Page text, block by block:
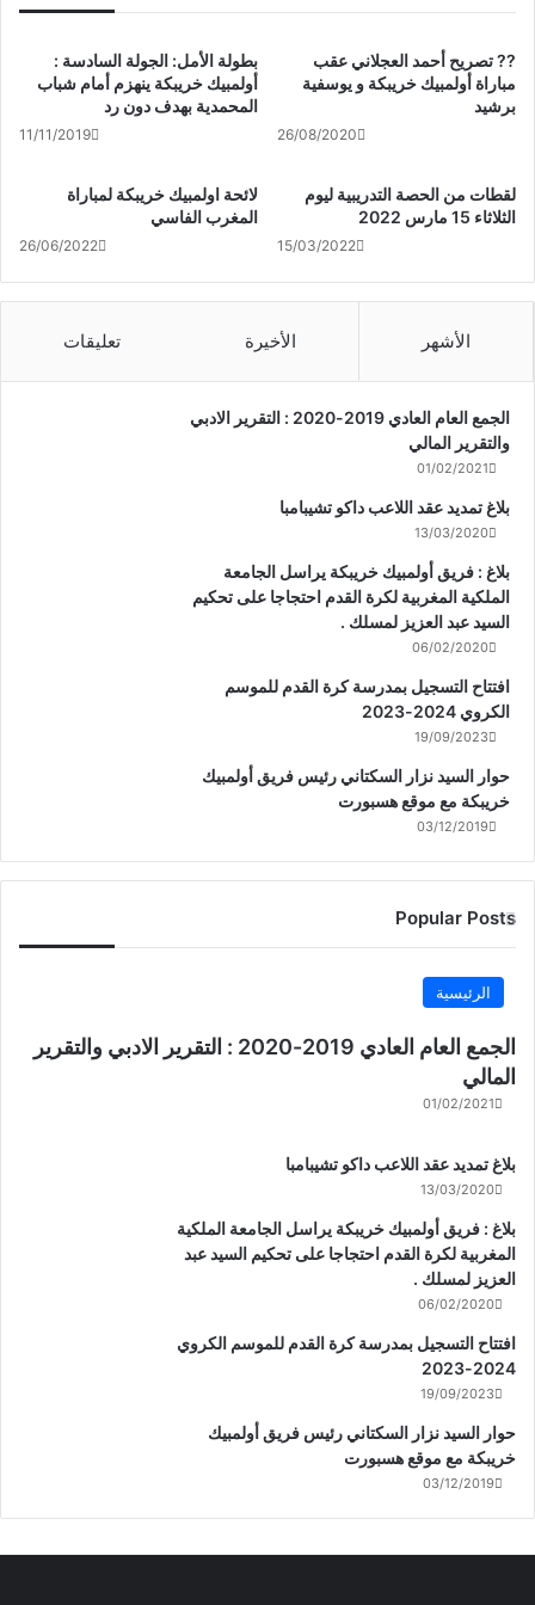
بطولة الأمل: الجولة السادسة :
أولمبيك خريبكة ينهزم أمام شباب
المحمدية بهدف دون رد
11/11/2019
?? تصريح أحمد العجلاني عقب
مباراة أولمبيك خريبكة و يوسفية
برشيد
26/08/2020
لائحة اولمبيك خريبكة لمباراة
المغرب الفاسي
26/06/2022
لقطات من الحصة التدريبية ليوم
الثلاثاء 15 مارس 2022
15/03/2022
الأشهر الأخيرة تعليقات
الجمع العام العادي 2019-2020 : التقرير الادبي
والتقرير المالي
01/02/2021
بلاغ تمديد عقد اللاعب داكو تشيبامبا
13/03/2020
بلاغ : فريق أولمبيك خريبكة يراسل الجامعة
الملكية المغربية لكرة القدم احتجاجا على تحكيم
السيد عبد العزيز لمسلك .
06/02/2020
افتتاح التسجيل بمدرسة كرة القدم للموسم
الكروي 2024-2023
19/09/2023
حوار السيد نزار السكتاني رئيس فريق أولمبيك
خريبكة مع موقع هسبورت
03/12/2019
Popular Posts
الرئيسية
الجمع العام العادي 2019-2020 : التقرير الادبي والتقرير
المالي
01/02/2021
بلاغ تمديد عقد اللاعب داكو تشيبامبا
13/03/2020
بلاغ : فريق أولمبيك خريبكة يراسل الجامعة الملكية
المغربية لكرة القدم احتجاجا على تحكيم السيد عبد
العزيز لمسلك .
06/02/2020
افتتاح التسجيل بمدرسة كرة القدم للموسم الكروي
2024-2023
19/09/2023
حوار السيد نزار السكتاني رئيس فريق أولمبيك
خريبكة مع موقع هسبورت
03/12/2019